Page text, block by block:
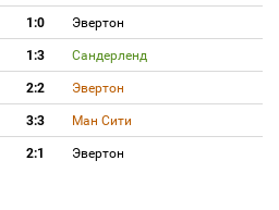
1:0 Эвертон
1:3 Сандерленд
2:2 Эвертон
3:3 Ман Сити
2:1 Эвертон